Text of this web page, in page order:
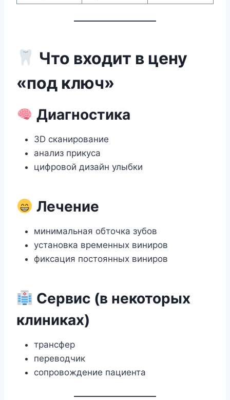
Что входит в цену
«под ключ»
Диагностика
3D сканирование
анализ прикуса
цифровой дизайн улыбки
Лечение
минимальная обточка зубов
установка временных виниров
фиксация постоянных виниров
Сервис (в некоторых
клиниках)
трансфер
переводчик
сопровождение пациента